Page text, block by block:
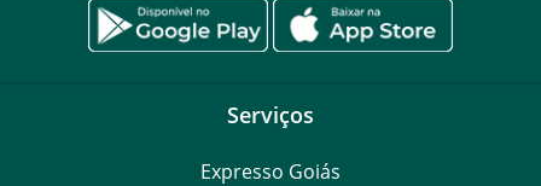
Serviços
Expresso Goiás